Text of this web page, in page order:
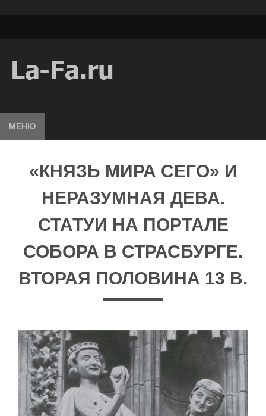
МЕНЮ
«КНЯЗЬ МИРА СЕГО» И
НЕРАЗУМНАЯ ДЕВА.
СТАТУИ НА ПОРТАЛЕ
СОБОРА В СТРАСБУРГЕ.
ВТОРАЯ ПОЛОВИНА 13 В.